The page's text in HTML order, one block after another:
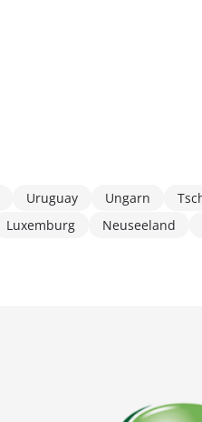
Uruguay Ungarn
Luxemburg Neuseeland